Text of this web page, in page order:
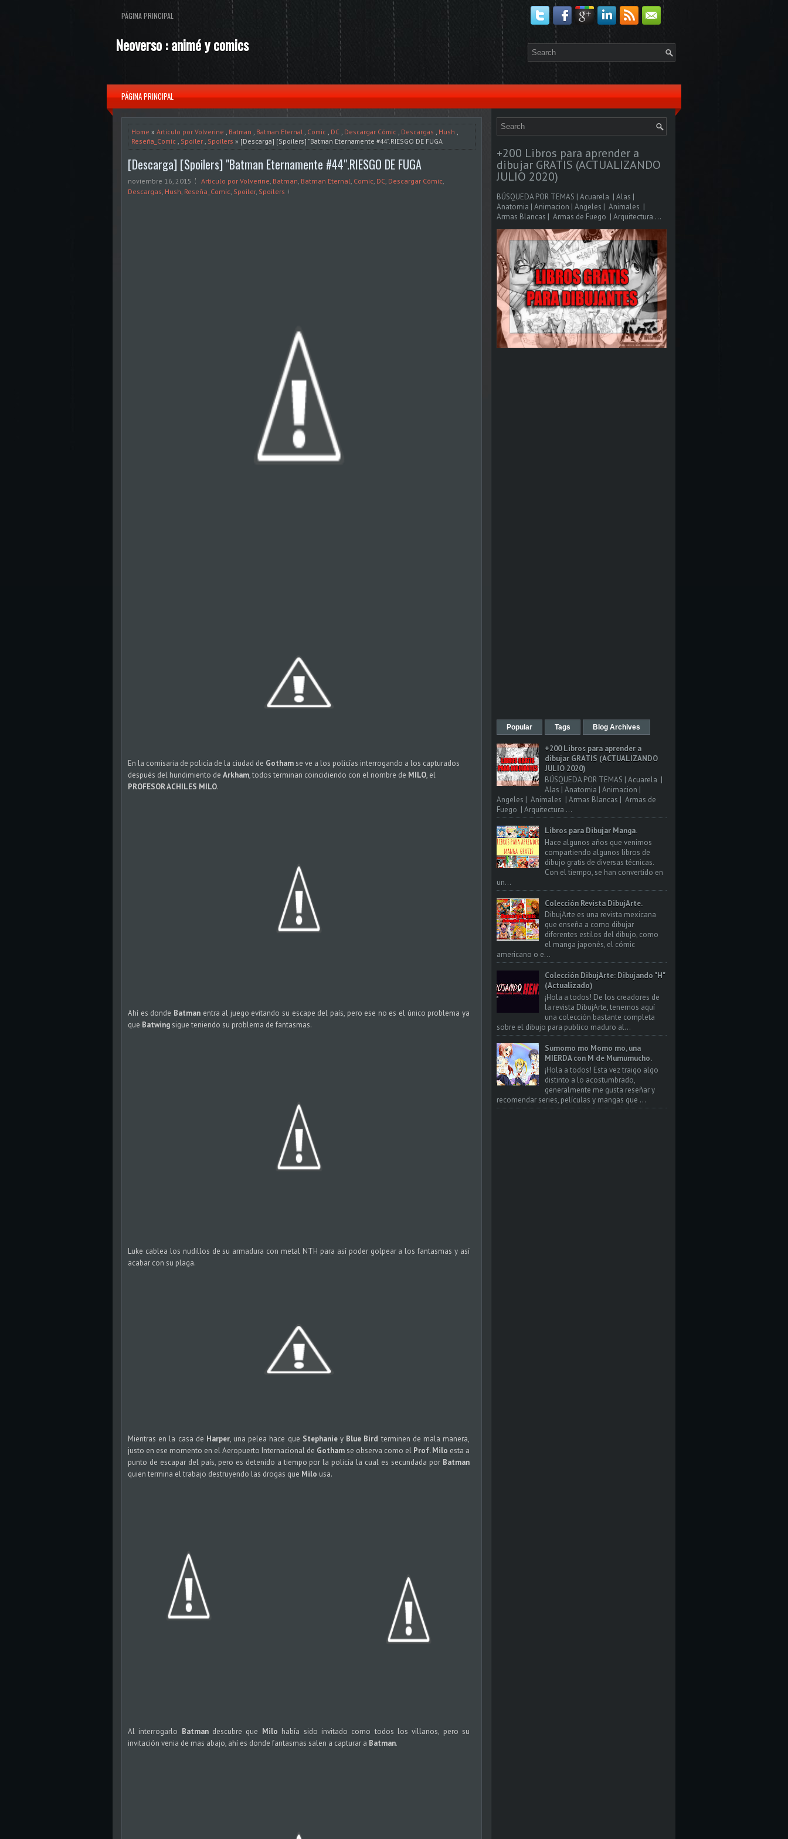
PÁGINA PRINCIPAL
Neoverso : animé y comics
PÁGINA PRINCIPAL
Home » Articulo por Volverine , Batman , Batman Eternal, Comic , DC , Descargar Cómic , Descargas , Hush ,
Reseña_Comic , Spoiler , Spoilers » [Descarga] [Spoilers] "Batman Eternamente #44".RIESGO DE FUGA
[Descarga] [Spoilers] "Batman Eternamente #44".RIESGO DE FUGA
noviembre 16, 2015 Articulo por Volverine, Batman, Batman Eternal, Comic, DC, Descargar Cómic,
Descargas, Hush, Reseña_Comic, Spoiler, Spoilers
En la comisaria de policía de la ciudad de Gotham se ve a los policías interrogando a los capturados
después del hundimiento de Arkham, todos terminan coincidiendo con el nombre de MILO, el
PROFESOR ACHILES MILO.
Ahí es donde Batmanentra al juego evitando su escape del país, pero ese no es el único problema ya
que Batwing sigue teniendo su problema de fantasmas.
Luke cablea los nudillos de su armadura con metal NTH para así poder golpear a los fantasmas y así
acabar con su plaga.
Mientras en la casa de Harper, una pelea hace que Stephaniey Blue Bird terminen de mala manera,
justo en ese momento en el Aeropuerto Internacional de Gotham se observa como el Prof. Milo esta a
punto de escapar del país, pero es detenido a tiempo por la policía la cual es secundada por Batman
quien termina el trabajo destruyendo las drogas que Milo usa.
Al interrogarlo Batmandescubre que Milo había sido invitado como todos los villanos, pero su
invitación venia de mas abajo, ahí es donde fantasmas salen a capturar a Batman.
+200 Libros para aprender a
dibujar GRATIS (ACTUALIZANDO
JULIO 2020)
BÚSQUEDA POR TEMAS | Acuarela | Alas |
Anatomia | Animacion | Angeles | Animales |
Armas Blancas | Armas de Fuego | Arquitectura ...
Popular Tags Blog Archives
+200 Libros para aprender a
dibujar GRATIS (ACTUALIZANDO
JULIO 2020)
BÚSQUEDA POR TEMAS | Acuarela |
Alas | Anatomia | Animacion |
Angeles | Animales | Armas Blancas | Armas de
Fuego | Arquitectura ...
Libros para Dibujar Manga.
Hace algunos años que venimos
compartiendo algunos libros de
dibujo gratis de diversas técnicas.
Con el tiempo, se han convertido en
un...
Colección Revista DibujArte.
DibujArte es una revista mexicana
que enseña a como dibujar
diferentes estilos del dibujo, como
el manga japonés, el cómic
americano o e...
Colección DibujArte: Dibujando "H"
(Actualizado)
¡Hola a todos! De los creadores de
la revista DibujArte, tenemos aquí
una colección bastante completa
sobre el dibujo para publico maduro al...
Sumomo mo Momo mo, una
MIERDA con M de Mumumucho.
¡Hola a todos! Esta vez traigo algo
distinto a lo acostumbrado,
generalmente me gusta reseñar y
recomendar series, películas y mangas que ...